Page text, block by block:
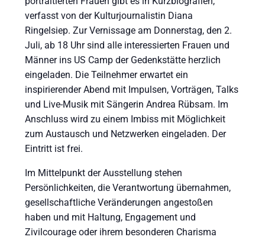
verfasst von der Kulturjournalistin Diana
Ringelsiep. Zur Vernissage am Donnerstag, den 2.
Juli, ab 18 Uhr sind alle interessierten Frauen und
Männer ins US Camp der Gedenkstätte herzlich
eingeladen. Die Teilnehmer erwartet ein
inspirierender Abend mit Impulsen, Vorträgen, Talks
und Live-Musik mit Sängerin Andrea Rübsam. Im
Anschluss wird zu einem Imbiss mit Möglichkeit
zum Austausch und Netzwerken eingeladen. Der
Eintritt ist frei.
Im Mittelpunkt der Ausstellung stehen
Persönlichkeiten, die Verantwortung übernahmen,
gesellschaftliche Veränderungen angestoßen
haben und mit Haltung, Engagement und
Zivilcourage oder ihrem besonderen Charisma